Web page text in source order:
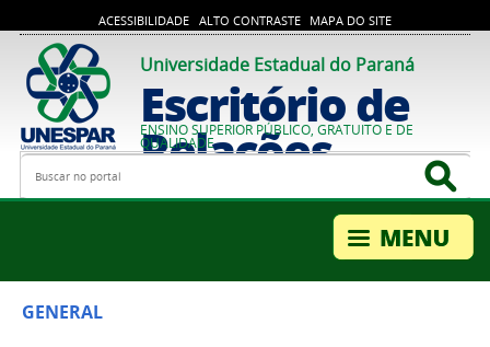
ACESSIBILIDADE ALTO CONTRASTE MAPA DO SITE
Universidade Estadual do Paraná
Escritório de
Relações
Internacionais
ENSINO SUPERIOR PÚBLICO, GRATUITO E DE
QUALIDADE
Busca
GENERAL